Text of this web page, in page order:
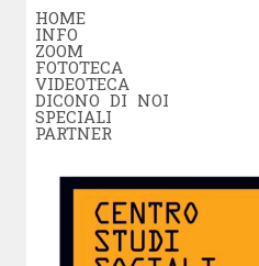
HOME
INFO
ZOOM
FOTOTECA
VIDEOTECA
DICONO DI NOI
SPECIALI
PARTNER